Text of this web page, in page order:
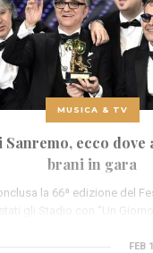
MUSICA & TV
Sanremo, ecco dove
brani in gara
la 66ª edizione del
gli Stadio con “Un Giorno
FEB